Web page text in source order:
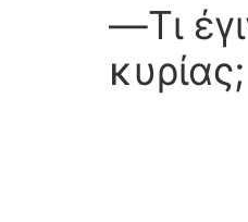
―Τι
κυρίας;